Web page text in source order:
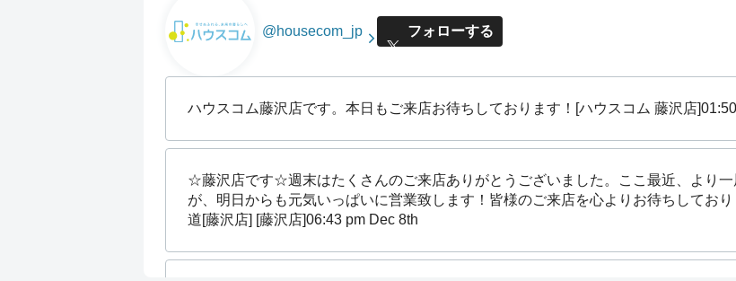
@housecom_jp フォローする
ハウスコム藤沢店です。本日もご来店お待ちしております！[ハウスコム 藤沢店]
☆藤沢店です☆週末はたくさんのご来店ありがとうございました。ここ最近、より
が、明日からも元気いっぱいに営業致します！皆様のご来店を心よりお待ちしてお
道[藤沢店] [藤沢店]06:43 pm Dec 8th